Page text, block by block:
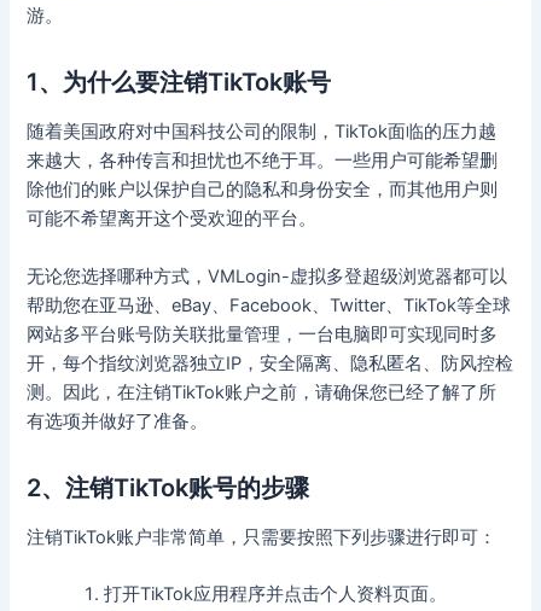
游。
1、为什么要注销TikTok账号
随着美国政府对中国科技公司的限制，TikTok面临的压力越
来越大，各种传言和担忧也不绝于耳。一些用户可能希望删
除他们的账户以保护自己的隐私和身份安全，而其他用户则
可能不希望离开这个受欢迎的平台。
无论您选择哪种方式，VMLogin-虚拟多登超级浏览器都可以
帮助您在亚马逊、eBay、Facebook、Twitter、TikTok等全球
网站多平台账号防关联批量管理，一台电脑即可实现同时多
开，每个指纹浏览器独立IP，安全隔离、隐私匿名、防风控检
测。因此，在注销TikTok账户之前，请确保您已经了解了所
有选项并做好了准备。
2、注销TikTok账号的步骤
注销TikTok账户非常简单，只需要按照下列步骤进行即可：
打开TikTok应用程序并点击个人资料页面。